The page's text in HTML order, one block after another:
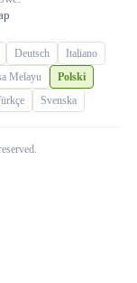
Deutsch
Italiano
Melayu
Polski
Svenska